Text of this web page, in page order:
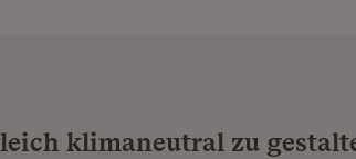
klimaneutral zu